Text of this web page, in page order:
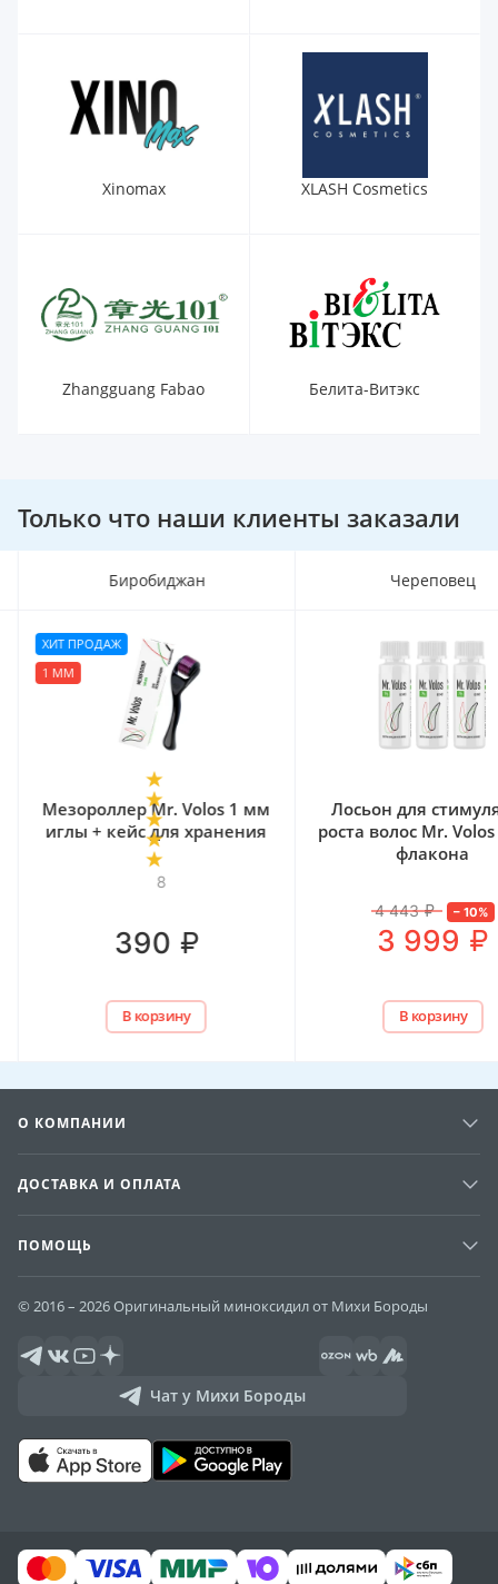
Xinomax XLASH Cosmetics
Zhangguang Fabao Белита-Витэкс
Только что наши клиенты заказали
Биробиджан
ХИТ ПРОДАЖ
1 ММ
8
Мезороллер Mr. Volos 1 мм
иглы + кейс для хранения
390 ₽
В корзину
Череповец
Лосьон для
роста волос Mr.
флакона
4 443 ₽ – 10%
3 999 ₽
В корзину
О КОМПАНИИ
ДОСТАВКА И ОПЛАТА
ПОМОЩЬ
© 2016 – 2026 Оригинальный миноксидил от Михи Бороды
Чат у Михи Бороды